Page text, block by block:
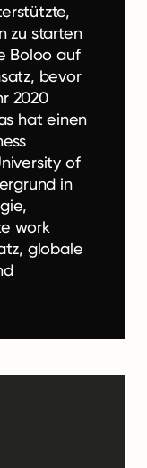
zu starten
Boloo auf
bevor
2020
hat einen
of
in
work
globale